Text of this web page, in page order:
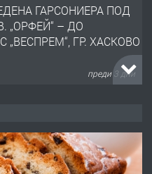
ГАРСОНИЕРА ПОД
„ОРФЕЙ“ – ДО
„ВЕСПРЕМ“, ГР. ХАСКОВО
преди 3 дни
В ЦЕНТЪРА НА ГР.
преди 4 дни